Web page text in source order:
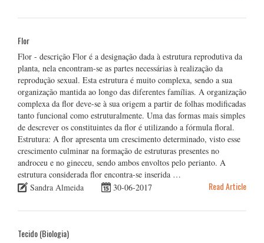
Flor
Flor - descrição Flor é a designação dada à estrutura reprodutiva da
planta, nela encontram-se as partes necessárias à realização da
reprodução sexual. Esta estrutura é muito complexa, sendo a sua
organização mantida ao longo das diferentes famílias. A organização
complexa da flor deve-se à sua origem a partir de folhas modificadas
tanto funcional como estruturalmente. Uma das formas mais simples
de descrever os constituintes da flor é utilizando a fórmula floral.
Estrutura: A flor apresenta um crescimento determinado, visto esse
crescimento culminar na formação de estruturas presentes no
androceu e no gineceu, sendo ambos envoltos pelo perianto. A
estrutura considerada flor encontra-se inserida …
Sandra Almeida
30-06-2017 Read Article
Tecido (Biologia)